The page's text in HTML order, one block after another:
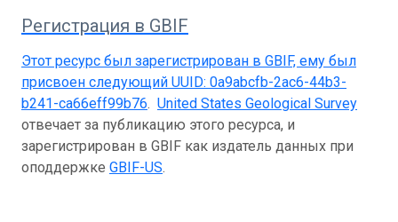
Регистрация в GBIF
Этот ресурс был зарегистрирован в GBIF, ему был
присвоен следующий UUID: 0a9abcfb-2ac6-44b3-
b241-ca66eff99b76. United States Geological Survey
отвечает за публикацию этого ресурса, и
зарегистрирован в GBIF как издатель данных при
оподдержке GBIF-US.